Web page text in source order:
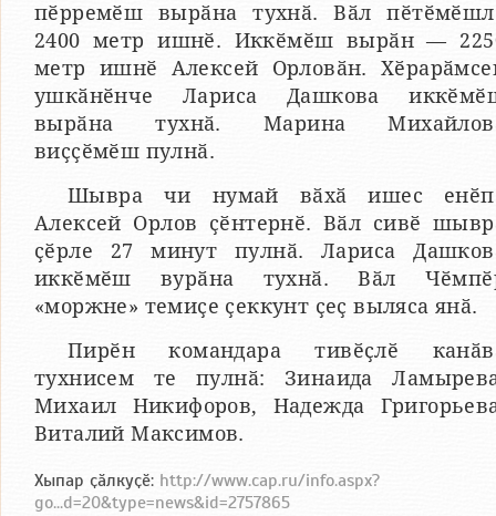
пӗрремӗш вырӑна тухнӑ. Вӑл
2400 метр ишнӗ. Иккӗмӗш вырӑн —
метр ишнӗ Алексей Орловӑн.
ушкӑнӗнче Лариса Дашкова
вырӑна тухнӑ. Марина
виҫҫӗмӗш пулнӑ.
Шывра чи нумай вӑхӑ ишес
Алексей Орлов ҫӗнтернӗ. Вӑл сивӗ
ҫӗрле 27 минут пулнӑ. Лариса
иккӗмӗш вурӑна тухнӑ. Вӑл
«моржне» темиҫе ҫеккунт ҫеҫ выляса янӑ.
Пирӗн командара тивӗҫлӗ
тухнисем те пулнӑ: Зинаида
Михаил Никифоров, Надежда
Виталий Максимов.
Хыпар ҫӑлкуҫӗ: http://www.cap.ru/info.aspx?
go...d=20&type=news&id=2757865